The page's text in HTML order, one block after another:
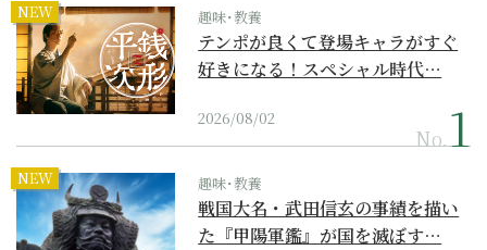
NEW 趣味･教養
テンポが良くて登場キャラがすぐ
好きになる！スペシャル時代…
2026/08/02
No.
NEW 趣味･教養
戦国大名・武田信玄の事績を描い
た『甲陽軍鑑』が国を滅ぼす…